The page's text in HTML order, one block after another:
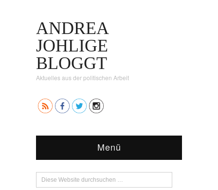
ANDREA
JOHLIGE
BLOGGT
Aktuelles aus der politischen Arbeit
Menü